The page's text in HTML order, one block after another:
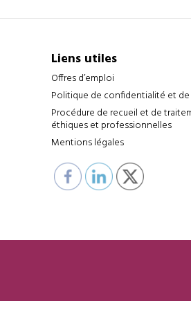
Liens utiles
Offres d’emploi
Politique de confidentialité et
Procédure de recueil et de
éthiques et professionnelles
Mentions légales